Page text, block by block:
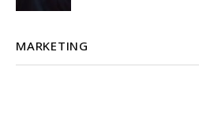
MARKETING